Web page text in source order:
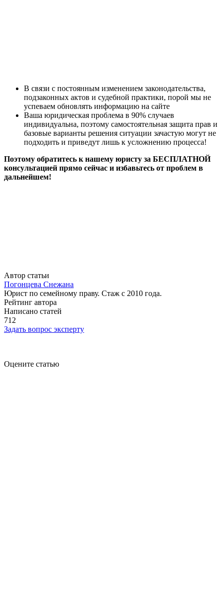
В связи с постоянным изменением законодательства,
подзаконных актов и судебной практики, порой мы не
успеваем обновлять информацию на сайте
Ваша юридическая проблема в 90% случаев
индивидуальна, поэтому самостоятельная защита прав и
базовые варианты решения ситуации зачастую могут не
подходить и приведут лишь к усложнению процесса!
Поэтому обратитесь к нашему юристу за БЕСПЛАТНОЙ
консультацией прямо сейчас и избавьтесь от проблем в
дальнейшем!
Автор статьи
Погонцева Снежана
Юрист по семейному праву. Стаж с 2010 года.
Рейтинг автора
Написано статей
712
Задать вопрос эксперту
Оцените статью